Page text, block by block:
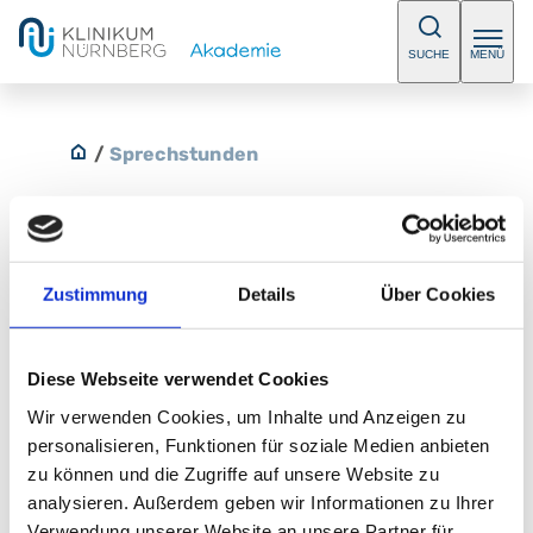
Zustimmung Details Über Cookies
Diese Webseite verwendet Cookies
Wir verwenden Cookies, um Inhalte und Anzeigen zu
personalisieren, Funktionen für soziale Medien anbieten
zu können und die Zugriffe auf unsere Website zu
analysieren. Außerdem geben wir Informationen zu Ihrer
SUCHE MENÜ
/ Sprechstunden
Allgemeine kardiologische
Funktionsdiagnostik
Telefon: +49 (0) 911 398-5028
Fax:+49 (0) 911 398-5975